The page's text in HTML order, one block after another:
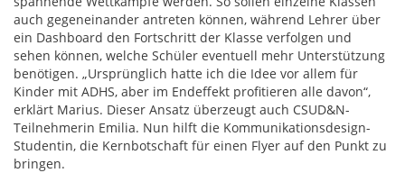
auch gegeneinander antreten können, während Lehrer über
ein Dashboard den Fortschritt der Klasse verfolgen und
sehen können, welche Schüler eventuell mehr Unterstützung
benötigen. „Ursprünglich hatte ich die Idee vor allem für
Kinder mit ADHS, aber im Endeffekt profitieren alle davon“,
erklärt Marius. Dieser Ansatz überzeugt auch CSUD&N-
Teilnehmerin Emilia. Nun hilft die Kommunikationsdesign-
Studentin, die Kernbotschaft für einen Flyer auf den Punkt zu
bringen.